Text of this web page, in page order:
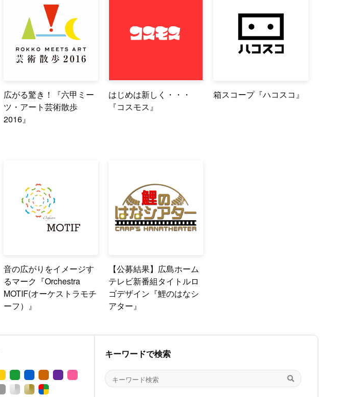
広がる驚き！『六甲ミー
ツ・アート芸術散歩
2016』
はじめは新しく・・・
『コスモス』
箱スコープ『ハコスコ』
音の広がりをイメージす
るマーク『Orchestra
MOTIF(オーケストラモチ
ーフ）』
【公募結果】広島ホーム
テレビ新番組タイトルロ
ゴデザイン『鯉のはなシ
アター』
キーワードで検索